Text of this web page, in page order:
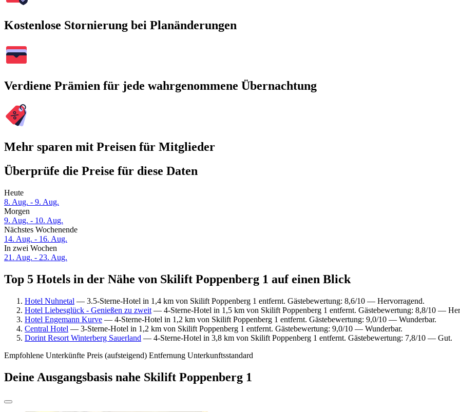
Kostenlose Stornierung bei Planänderungen
Verdiene Prämien für jede wahrgenommene Übernachtung
Mehr sparen mit Preisen für Mitglieder
Überprüfe die Preise für diese Daten
Heute
8. Aug. - 9. Aug.
Morgen
9. Aug. - 10. Aug.
Nächstes Wochenende
14. Aug. - 16. Aug.
In zwei Wochen
21. Aug. - 23. Aug.
Top 5 Hotels in der Nähe von Skilift Poppenberg 1 auf einen Blick
Hotel Nuhnetal — 3.5-Sterne-Hotel in 1,4 km von Skilift Poppenberg 1 entfernt. Gästebewertung: 8,6/10 — Hervorragend.
Hotel Liebesglück - Genießen zu zweit — 4-Sterne-Hotel in 1,5 km von Skilift Poppenberg 1 entfernt. Gästebewertung: 8,8/10 —
Hotel Engemann Kurve — 4-Sterne-Hotel in 1,2 km von Skilift Poppenberg 1 entfernt. Gästebewertung: 9,0/10 — Wunderbar.
Central Hotel — 3-Sterne-Hotel in 1,2 km von Skilift Poppenberg 1 entfernt. Gästebewertung: 9,0/10 — Wunderbar.
Dorint Resort Winterberg Sauerland — 4-Sterne-Hotel in 3,8 km von Skilift Poppenberg 1 entfernt. Gästebewertung: 7,8/10 — Gut.
Empfohlene Unterkünfte Preis (aufsteigend) Entfernung Unterkunftsstandard
Deine Ausgangsbasis nahe Skilift Poppenberg 1